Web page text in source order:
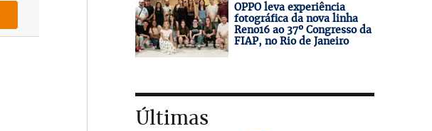
OPPO leva experiência
fotográfica da nova linha
Reno16 ao 37º Congresso da
FIAP, no Rio de Janeiro
Últimas